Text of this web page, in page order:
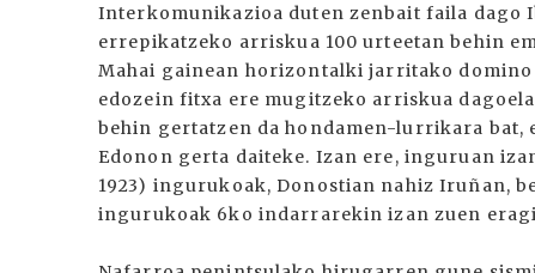
Interkomunikazioa duten zenbait faila dago
errepikatzeko arriskua 100 urteetan behin
Mahai gainean horizontalki jarritako
edozein fitxa ere mugitzeko arriskua
behin gertatzen da hondamen-lurrikara bat,
Edonon gerta daiteke. Izan ere, inguruan
1923) ingurukoak, Donostian nahiz Iruñan,
ingurukoak 6ko indarrarekin izan zuen